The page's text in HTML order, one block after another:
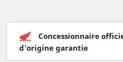
Concessionnaire
d'origine garantie